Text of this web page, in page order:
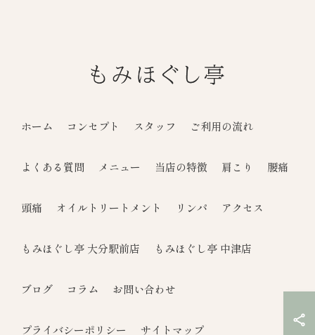
ホーム コンセプト スタッフ ご利用の流れ
よくある質問 メニュー 当店の特徴 肩こり 腰痛
頭痛 オイルトリートメント リンパ アクセス
もみほぐし亭 大分駅前店 もみほぐし亭 中津店
ブログ コラム お問い合わせ
プライバシーポリシー サイトマップ